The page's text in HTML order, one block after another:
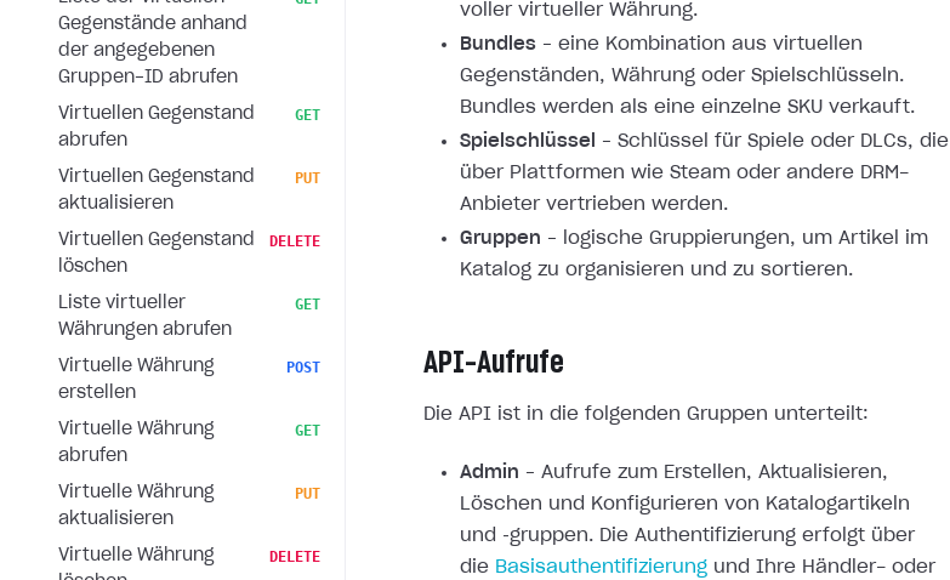
Gegenstände anhand
der angegebenen
Gruppen-ID abrufen
Virtuellen Gegenstand
abrufen
GET
Virtuellen Gegenstand
aktualisieren
PUT
Virtuellen Gegenstand
löschen
DELETE
Liste virtueller
Währungen abrufen
GET
Virtuelle Währung
erstellen
POST
Virtuelle Währung
abrufen
GET
Virtuelle Währung
aktualisieren
PUT
Virtuelle Währung
DELETE
voller virtueller Währung.
Bundles – eine Kombination aus virtuellen
Gegenständen, Währung oder Spielschlüsseln.
Bundles werden als eine einzelne SKU verkauft.
Spielschlüssel
– Schlüssel für Spiele oder DLCs, die
über Plattformen wie Steam oder andere DRM-
Anbieter vertrieben werden.
Gruppen – logische Gruppierungen, um Artikel im
Katalog zu organisieren und zu sortieren.
API-Aufrufe
Die API ist in die folgenden Gruppen unterteilt:
Admin – Aufrufe zum Erstellen, Aktualisieren,
Löschen und Konfigurieren von Katalogartikeln
und ‑gruppen. Die Authentifizierung erfolgt über
die Basisauthentifizierung und Ihre Händler- oder